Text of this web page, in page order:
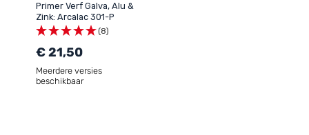
Primer Verf Galva, Alu &
Zink: Arcalac 301-P
(8)
€ 21,50
Meerdere versies
beschikbaar